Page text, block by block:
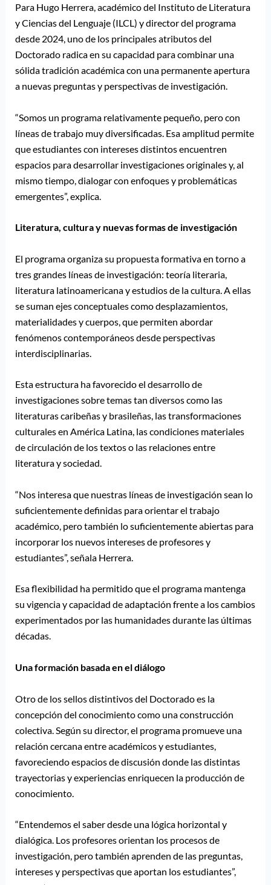
Para Hugo Herrera, académico del Instituto de Literatura
y Ciencias del Lenguaje (ILCL) y director del programa
desde 2024, uno de los principales atributos del
Doctorado radica en su capacidad para combinar una
sólida tradición académica con una permanente apertura
a nuevas preguntas y perspectivas de investigación.
“Somos un programa relativamente pequeño, pero con
líneas de trabajo muy diversificadas. Esa amplitud permite
que estudiantes con intereses distintos encuentren
espacios para desarrollar investigaciones originales y, al
mismo tiempo, dialogar con enfoques y problemáticas
emergentes”, explica.
Literatura, cultura y nuevas formas de investigación
El programa organiza su propuesta formativa en torno a
tres grandes líneas de investigación: teoría literaria,
literatura latinoamericana y estudios de la cultura. A ellas
se suman ejes conceptuales como desplazamientos,
materialidades y cuerpos, que permiten abordar
fenómenos contemporáneos desde perspectivas
interdisciplinarias.
Esta estructura ha favorecido el desarrollo de
investigaciones sobre temas tan diversos como las
literaturas caribeñas y brasileñas, las transformaciones
culturales en América Latina, las condiciones materiales
de circulación de los textos o las relaciones entre
literatura y sociedad.
“Nos interesa que nuestras líneas de investigación sean lo
suficientemente definidas para orientar el trabajo
académico, pero también lo suficientemente abiertas para
incorporar los nuevos intereses de profesores y
estudiantes”, señala Herrera.
Esa flexibilidad ha permitido que el programa mantenga
su vigencia y capacidad de adaptación frente a los cambios
experimentados por las humanidades durante las últimas
décadas.
Una formación basada en el diálogo
Otro de los sellos distintivos del Doctorado es la
concepción del conocimiento como una construcción
colectiva. Según su director, el programa promueve una
relación cercana entre académicos y estudiantes,
favoreciendo espacios de discusión donde las distintas
trayectorias y experiencias enriquecen la producción de
conocimiento.
“Entendemos el saber desde una lógica horizontal y
dialógica. Los profesores orientan los procesos de
investigación, pero también aprenden de las preguntas,
intereses y perspectivas que aportan los estudiantes”,